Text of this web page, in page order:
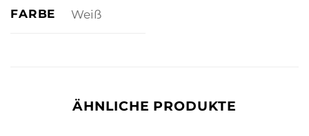
FARBE Weiß
ÄHNLICHE PRODUKTE